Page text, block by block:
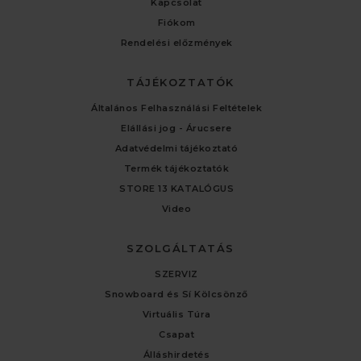
Kapcsolat
Fiókom
Rendelési előzmények
TÁJÉKOZTATÓK
Általános Felhasználási Feltételek
Elállási jog - Árucsere
Adatvédelmi tájékoztató
Termék tájékoztatók
STORE 13 KATALÓGUS
Video
SZOLGÁLTATÁS
SZERVIZ
Snowboard és Sí Kölcsönző
Virtuális Túra
Csapat
Álláshirdetés